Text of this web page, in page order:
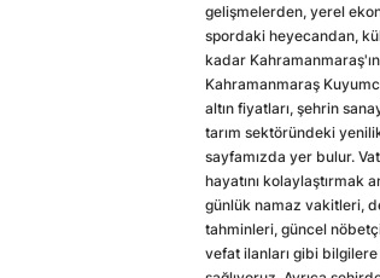
gelişmelerden, yerel
spordaki heyecandan,
kadar
Kahramanmaraş
altın fiyatları, şehrin
tarım sektöründeki
sayfamızda yer bulur.
hayatını kolaylaştırmak
günlük namaz vakitleri,
tahminleri, güncel
vefat ilanları gibi bilgilere